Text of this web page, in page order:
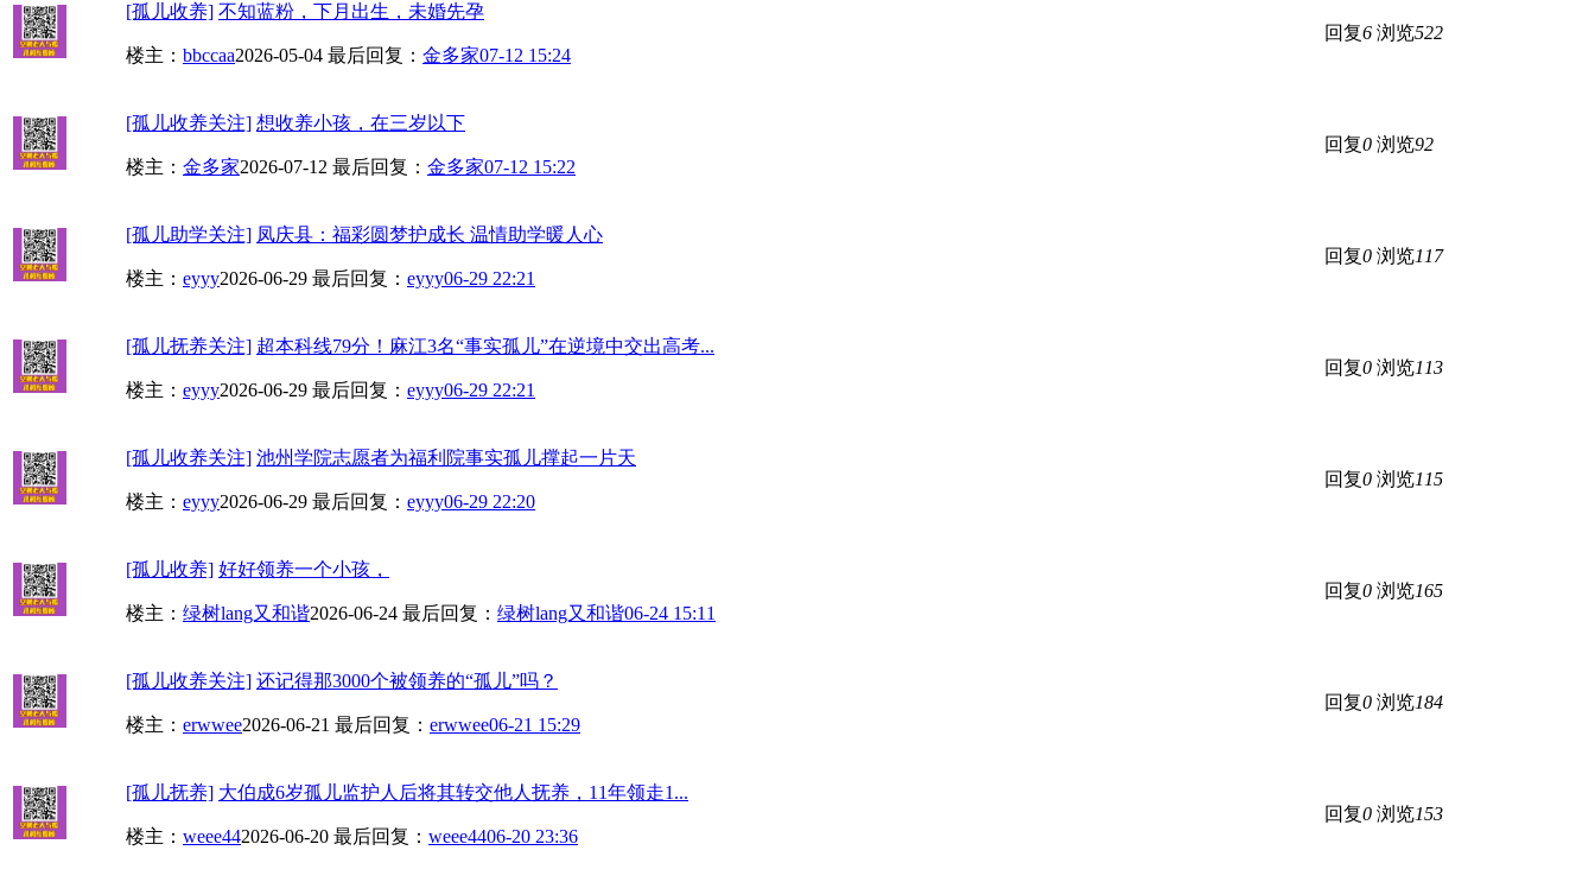
[孤儿收养] 不知蓝粉，下月出生，未婚先孕
楼主： bbccaa2026-05-04 最后回复： 金多家07-12 15:24
回复6 浏览522
[孤儿收养关注] 想收养小孩，在三岁以下
楼主： 金多家2026-07-12 最后回复： 金多家07-12 15:22
回复0 浏览92
[孤儿助学关注] 凤庆县：福彩圆梦护成长 温情助学暖人心
楼主： eyyy2026-06-29 最后回复： eyyy06-29 22:21
回复0 浏览117
[孤儿抚养关注] 超本科线79分！麻江3名“事实孤儿”在逆境中交出高考...
楼主： eyyy2026-06-29 最后回复： eyyy06-29 22:21
回复0 浏览113
[孤儿收养关注] 池州学院志愿者为福利院事实孤儿撑起一片天
楼主： eyyy2026-06-29 最后回复： eyyy06-29 22:20
回复0 浏览115
[孤儿收养] 好好领养一个小孩，
楼主： 绿树lang又和谐2026-06-24 最后回复： 绿树lang又和谐06-24 15:11
回复0 浏览165
[孤儿收养关注] 还记得那3000个被领养的“孤儿”吗？
楼主： erwwee2026-06-21 最后回复： erwwee06-21 15:29
回复0 浏览184
[孤儿抚养] 大伯成6岁孤儿监护人后将其转交他人抚养，11年领走1...
楼主： weee442026-06-20 最后回复： weee4406-20 23:36
回复0 浏览153